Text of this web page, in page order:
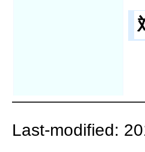
Last-modified: